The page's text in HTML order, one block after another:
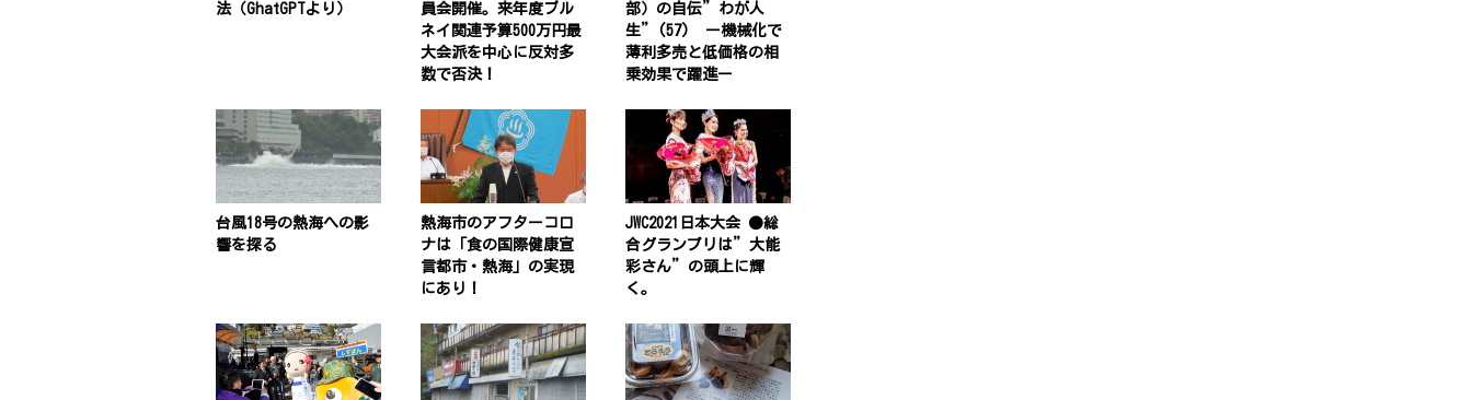
法（GhatGPTより）
員会開催。来年度ブル
ネイ関連予算500万円最
大会派を中心に反対多
数で否決！
部）の自伝”わが人
生”(57) ー機械化で
薄利多売と低価格の相
乗効果で躍進ー
台風18号の熱海への影
響を探る
熱海市のアフターコロ
ナは「食の国際健康宣
言都市・熱海」の実現
にあり！
JWC2021日本大会 ●総
合グランプリは”大能
彩さん”の頭上に輝
く。